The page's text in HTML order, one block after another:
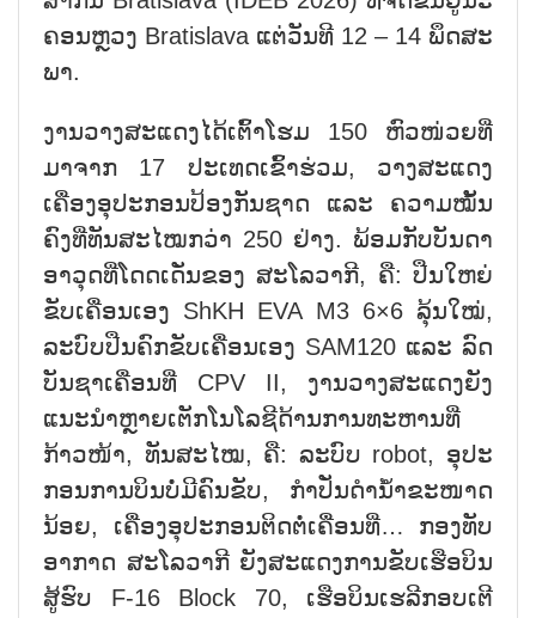
ຄອນ​ຫຼວງ Bratislava ແຕ່​ວັນ​ທີ 12 – 14 ພຶດ​ສະ​
ພາ.
ງານ​ວາງ​ສະ​ແດງ​ໄດ້​ເຕົ້າ​ໂຮມ 150 ​ຫົວ​ໜ່ວຍ​ທີ່​
ມາ​ຈາກ 17 ປະ​ເທດ​ເຂົ້າ​ຮ່ວມ, ວາງ​ສະ​ແດງ​
ເຄື່ອງ​ອຸ​ປະ​ກອນ​ປ້ອງ​ກັນ​ຊາດ ແລະ ຄ​ວາມ​ໝັ້ນ​
ຄົງທີ່​ທັນ​ສະ​ໄໝ​ກວ່າ 250 ຢ່າງ. ພ້ອມ​ກັບ​ບັນ​ດາ​
ອາ​ວຸດ​ທີ່​ໂດດ​ເດັ່ນ​ຂອງ ສະ​ໂລ​ວາ​ກີ, ຄື: ປືນ​ໃຫຍ່
ຂັບ​ເຄື່ອນ​ເອງ ShKH EVA M3 6×6 ລຸ້ນ​ໃໝ່,
ລະ​ບົບ​​ປືນຄົກ​ຂັບ​ເຄື່ອນເອງ SAM120 ແລະ ລົດ​
ບັນ​ຊາ​ເຄື່ອນ​​ທີ່ CPV II, ງານ​ວາ​ງ​ສະ​ແດງ​ຍັງ​
ແນະ​ນຳ​ຫຼາຍ​ເຕັກ​ໂນ​ໂລ​ຊີ​ດ້ານ​ການ​ທະ​ຫານ​ທີ່​
ກ້າວ​ໜ້າ, ທັນ​ສະ​ໄໝ​, ຄື: ລະ​ບົບ​ robot, ອຸ​ປະ​
ກອນ​ການ​ບິນບໍ່​ມີ​ຄົນ​ຂັບ, ກຳ​ປັ່ນ​ດຳ​ນ້ຳ​ຂະ​ໜາດ​
ນ້​ອຍ, ເຄື່ອງ​ອຸ​ປະ​ກອນ​ຕິດ​ຕໍ່​ເຄື່ອນ​​ທີ່… ກອງ​ທັບ​
ອາ​ກາດ ສະ​ໂລ​ວາ​ກີ ຍັງ​ສະ​ແດງ​ການ​ຂັບ​ເຮືອ​ບິນ​
ສູ້​ຮົບ F-16 Block 70, ເຮືອ​ບິນ​ເຮ​ລີ​ກອບ​ເຕີ